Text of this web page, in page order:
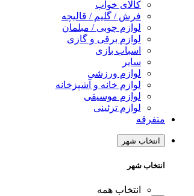
کالای خواب
فرش / گلیم / قالیچه
لوازم چوبی / مبلمان
لوازم برقی و گازی
اسباب بازی
سایر
لوازم ورزشی
لوازم خانه و آشپزخانه
لوازم موسیقی
لوازم تزئینی
متفرقه
انتخاب شهر
انتخاب شهر
انتخاب همه